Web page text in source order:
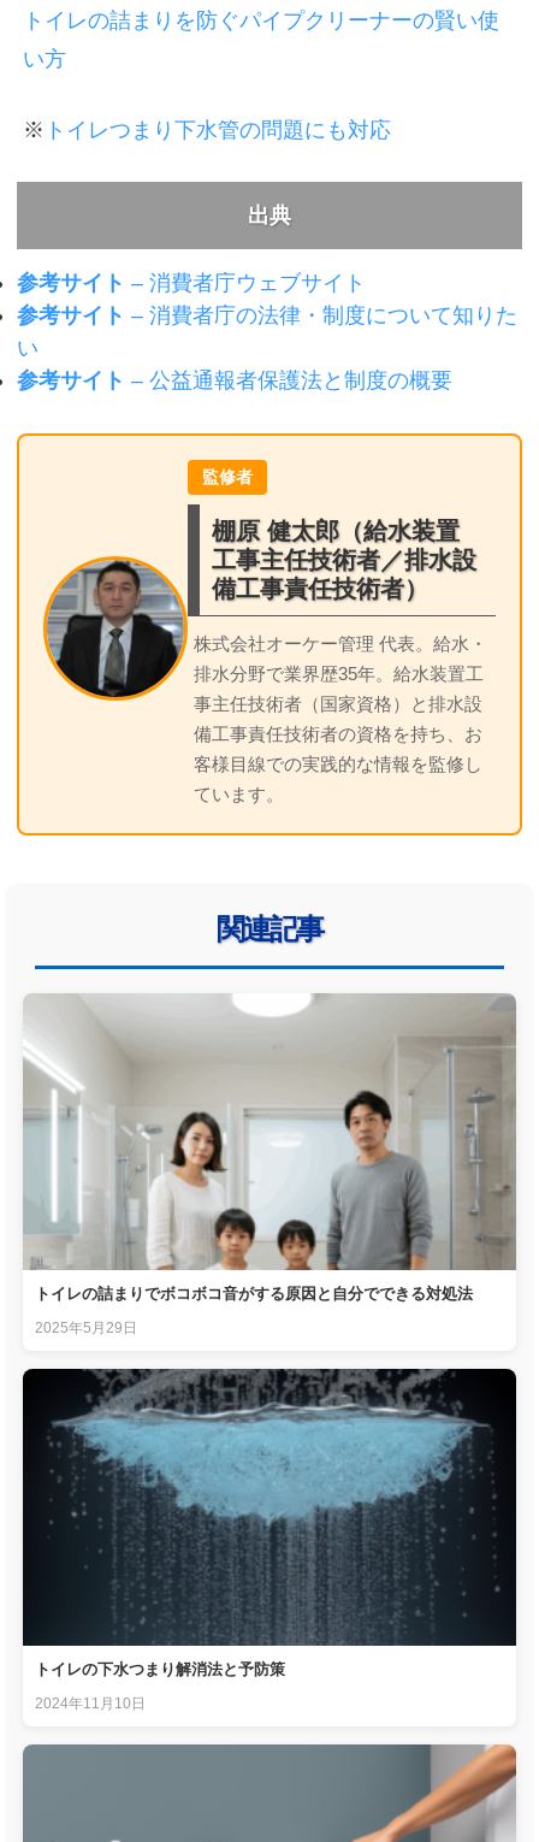
トイレの詰まりを防ぐパイプクリーナーの賢い使
い方
※ トイレつまり下水管の問題にも対応
出典
参考サイト – 消費者庁ウェブサイト
参考サイト – 消費者庁の法律・制度について知りた
い
参考サイト – 公益通報者保護法と制度の概要
監修者
棚原 健太郎（給水装置
工事主任技術者／排水設
備工事責任技術者）
株式会社オーケー管理 代表。給水・
排水分野で業界歴35年。給水装置工
事主任技術者（国家資格）と排水設
備工事責任技術者の資格を持ち、お
客様目線での実践的な情報を監修し
ています。
関連記事
トイレの詰まりでボコボコ音がする原因と自分でできる対処法
2025年5月29日
トイレの下水つまり解消法と予防策
2024年11月10日